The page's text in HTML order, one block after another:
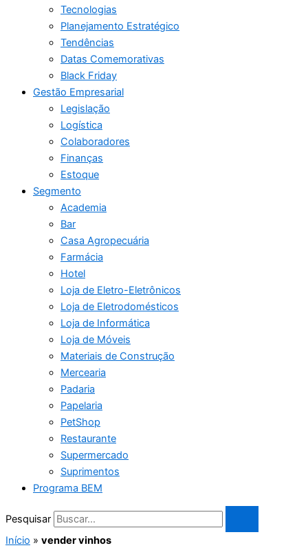
Tecnologias
Planejamento Estratégico
Tendências
Datas Comemorativas
Black Friday
Gestão Empresarial
Legislação
Logística
Colaboradores
Finanças
Estoque
Segmento
Academia
Bar
Casa Agropecuária
Farmácia
Hotel
Loja de Eletro-Eletrônicos
Loja de Eletrodomésticos
Loja de Informática
Loja de Móveis
Materiais de Construção
Mercearia
Padaria
Papelaria
PetShop
Restaurante
Supermercado
Suprimentos
Programa BEM
Pesquisar
Início » vender vinhos